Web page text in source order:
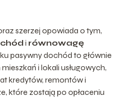
szerzej opowiada o tym,
i równowagę
pasywny dochód to głównie
i lokali usługowych,
kredytów, remontów i
które zostają po opłaceniu